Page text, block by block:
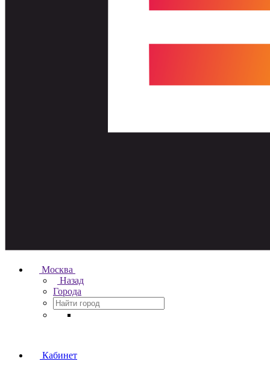
Москва
Назад
Города
Кабинет